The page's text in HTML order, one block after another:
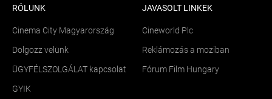
RÓLUNK
Cinema City Magyarország
Dolgozz velünk
ÜGYFÉLSZOLGÁLAT kapcsolat
GYIK
JAVASOLT LINKEK
Cineworld Plc
Reklámozás a moziban
Fórum Film Hungary